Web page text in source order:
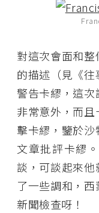
對這次會面和
的描述（見《
警告卡繆，這
非常意外，而
擊卡繆，鑒於
文章批評卡繆
談，可談起來
了一些調和，
新聞檢查呀！